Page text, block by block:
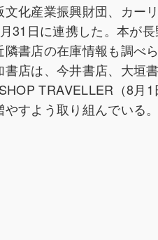
文化産業振興財団、カ
31日に連携した。本が
書店の在庫情報も調べ
書店は、今井書店、大
TRAVELLER（8月
すよう取り組んでいる。